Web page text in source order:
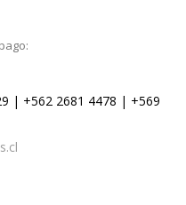
| +562 2681 4478 | +569